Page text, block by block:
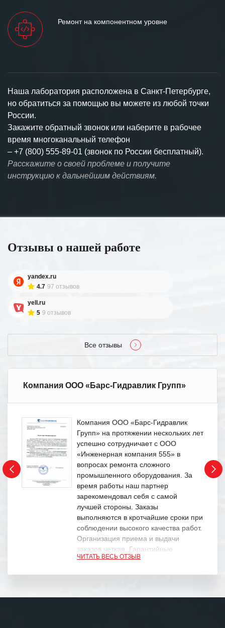
Ремонт на компонентном уровне
Наша лаборатория расположена в Санкт-Петербурге,
но обратиться за помощью вы можете из любой точки
России.
Закажите обратный звонок или наберите в рабочее
время многоканальный телефон
– +7 (800) 555-89-01 (звонок по России бесплатный).
Расскажите о своей проблеме и получите
инструкцию к дальнейшим действиям.
Отзывы о нашей работе
yandex.ru
4.7 97 отзывов
yell.ru
5 9 отзывов
Все отзывы
Компания ООО «Барс-Гидравлик Групп»
Компания ООО «Барс-Гидравлик
Групп» на протяжении нескольких лет
успешно сотрудничает с ООО
«Инженерная компания 555» в
вопросах ремонта сложного
промышленного оборудования. За
время работы наш партнер
зарекомендовал себя с самой
лучшей стороны. Заказы
выполняются в кротчайшие сроки при
соблюдении высокого качества работ.
Организация приема и выдачи
заказов четкая. Гарантийные
обязательства выполняются в
ЧИТАТЬ ВЕСЬ ОТЗЫВ